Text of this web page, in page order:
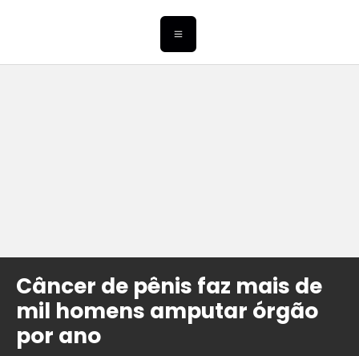
Câncer de pênis faz mais de
mil homens amputar órgão
por ano